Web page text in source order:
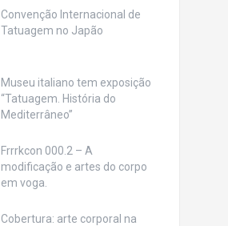
Convenção Internacional de
Tatuagem no Japão
Museu italiano tem exposição
“Tatuagem. História do
Mediterrâneo”
Frrrkcon 000.2 – A
modificação e artes do corpo
em voga.
Cobertura: arte corporal na